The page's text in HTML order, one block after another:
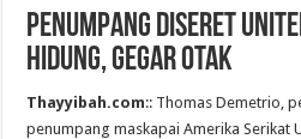
Penumpang diseret
hidung, gegar otak
Thayyibah.com:: Thomas Demetrio,
penumpang maskapai Amerika Serikat